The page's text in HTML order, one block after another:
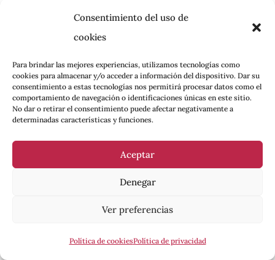
Consentimiento del uso de
cookies
Para brindar las mejores experiencias, utilizamos tecnologías como
cookies para almacenar y/o acceder a información del dispositivo. Dar su
consentimiento a estas tecnologías nos permitirá procesar datos como el
comportamiento de navegación o identificaciones únicas en este sitio.
No dar o retirar el consentimiento puede afectar negativamente a
determinadas características y funciones.
Aceptar
Denegar
Ver preferencias
Política de cookiesPolítica de privacidad
señala Josefina Martínez
, en redes
como X el algoritmo está al servicio del
que utiliza bulos y campañas falsas para
atacar a sus enemigos. ¿Qué peligros
estamos abonando si reafirmamos este
método de denuncia y el escrache en
redes sin problematizarlo? ¿Sirve esta
herramienta para todo y siempre para
las mujeres cuyos agresores no sean
famosos? ¿Qué pasa con estas mujeres
por la prensa, en este caso, incluso la